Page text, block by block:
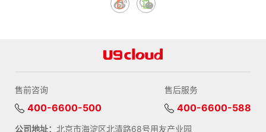
售前咨询
400-6600-500
售后服务
400-6600-588
公司地址： 北京市海淀区北清路68号用友产业园